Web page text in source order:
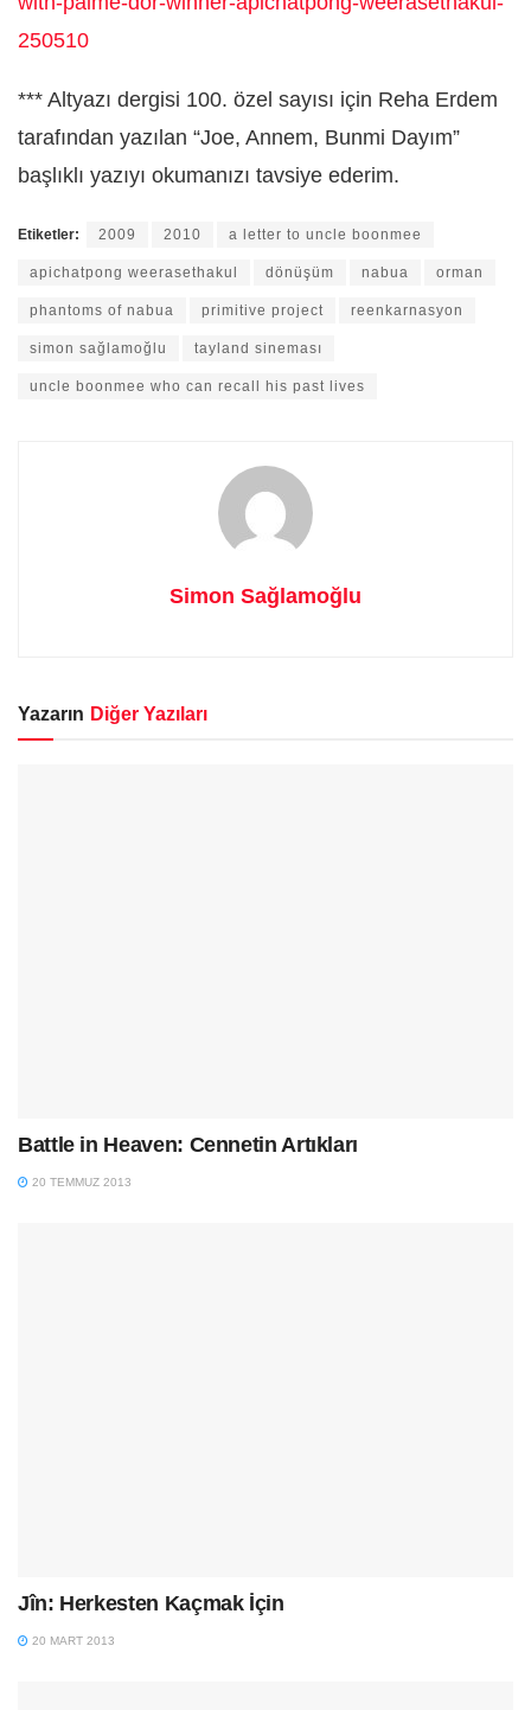
250510
*** Altyazı dergisi 100. özel sayısı için Reha Erdem
tarafından yazılan “Joe, Annem, Bunmi Dayım”
başlıklı yazıyı okumanızı tavsiye ederim.
Etiketler: 2009 2010 a letter to uncle boonmee
apichatpong weerasethakul dönüşüm nabua orman
phantoms of nabua primitive project reenkarnasyon
simon sağlamoğlu tayland sineması
uncle boonmee who can recall his past lives
Simon Sağlamoğlu
Yazarın Diğer Yazıları
Battle in Heaven: Cennetin Artıkları
20 TEMMUZ 2013
Jîn: Herkesten Kaçmak İçin
20 MART 2013